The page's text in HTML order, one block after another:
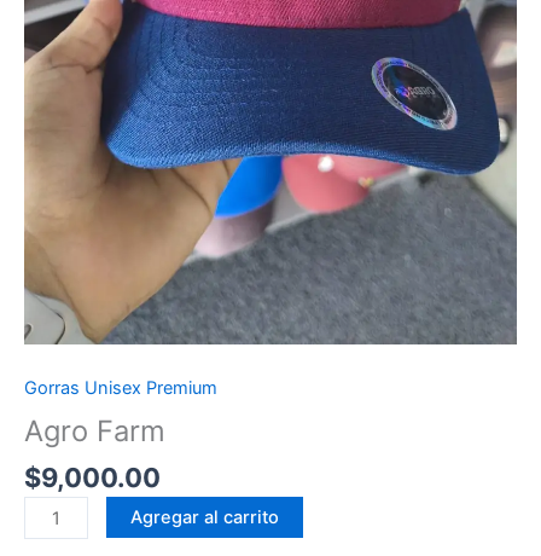
Gorras Unisex Premium
Agro Farm
$9,000.00
Agro
Farm
Agregar al carrito